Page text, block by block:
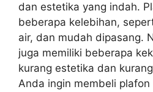
dan estetika yang indah.
beberapa kelebihan,
air, dan mudah dipasang.
juga memiliki beberapa
kurang estetika dan
Anda ingin membeli plafon